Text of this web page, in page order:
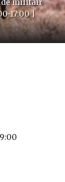
17:00 |